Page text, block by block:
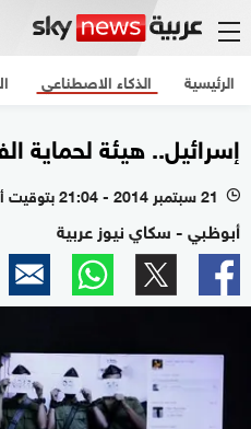
الرئيسية الذكاء الاصطناعي
إسرائيل.. هيئة لحماية
l 21 سبتمبر 2014 - 21:04 بتوقيت أبوظبي
أبوظبي - سكاي نيوز عربية